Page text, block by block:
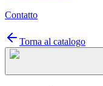
Contatto
Torna al catalogo